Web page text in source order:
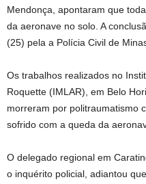
Mendonça, apontaram que
da aeronave no solo. A
(25) pela a Polícia Civil de
Os trabalhos realizados no
Roquette (IMLAR), em Belo
morreram por politraumatismo
sofrido com a queda da
O delegado regional em
o inquérito policial, adiantou